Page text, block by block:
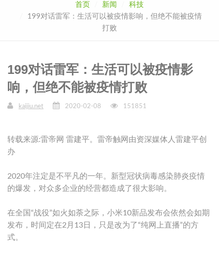
首页 新闻
科技
199对话雷军：生活可以被疫情影响，但绝不能被疫情
打败
199对话雷军：生活可以被疫情影
响，但绝不能被疫情打败
kaijiu.net 2020-02-08 151851
转载来源:雷帝网 雷建平。雷帝触网由资深媒体人雷建平创
办
2020年注定是不平凡的一年。新型冠状病毒感染肺炎疫情
的爆发，对众多企业的经营都造成了很大影响。
在全国“战役”如火如荼之际，小米10新品发布会依然会如期
发布，时间定在2月13日，只是改为了“纯网上直播”的方
式。